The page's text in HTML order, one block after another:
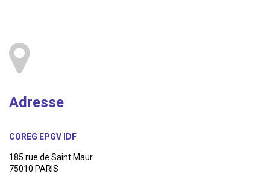
Adresse
COREG EPGV IDF
185 rue de Saint Maur
75010 PARIS